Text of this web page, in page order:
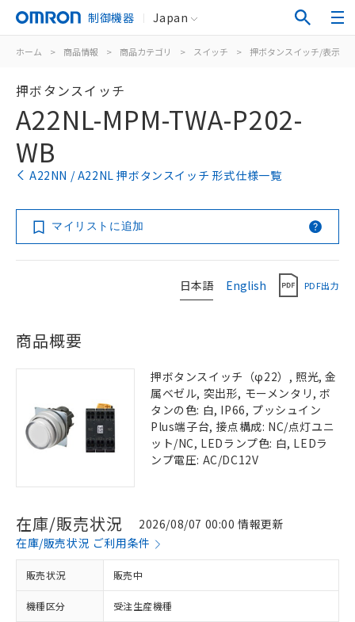
制御機器 Japan
ホーム > 商品情報 > 商品カテゴリ > スイッチ > 押ボタンスイッチ/表示灯
押ボタンスイッチ
A22NL-MPM-TWA-P202-
WB
A22NN / A22NL 押ボタンスイッチ 形式仕様一覧
マイリストに追加
日本語 English PDF出力
商品概要
押ボタンスイッチ（φ22）, 照光, 金
属ベゼル, 突出形, モーメンタリ, ボ
タンの色: 白, IP66, プッシュイン
Plus端子台, 接点構成: NC/点灯ユニ
ット/NC, LEDランプ色: 白, LEDラ
ンプ電圧: AC/DC12V
在庫/販売状況
2026/08/07 00:00 情報更新
在庫/販売状況 ご利用条件
販売状況 販売中
機種区分 受注生産機種